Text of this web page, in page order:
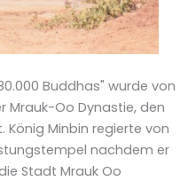
Buddhas" wurde von
Mrauk-Oo Dynastie, den
König Minbin regierte von
nachdem er
Stadt Mrauk Oo